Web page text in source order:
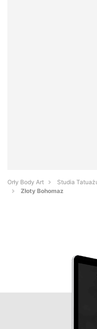
Orły Body Art
Studia
Złoty Bohomaz